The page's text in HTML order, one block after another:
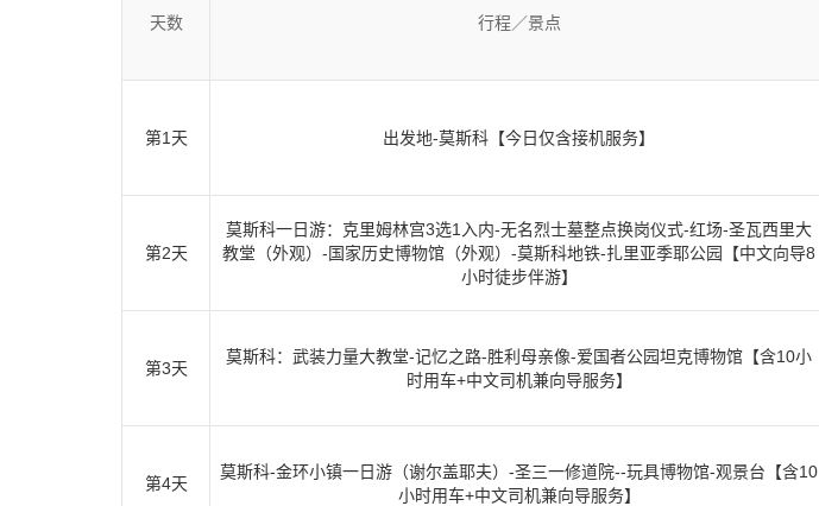
天数 行程／景点
第1天 出发地-莫斯科【今日仅含接机服务】
第2天
莫斯科一日游：克里姆林宫3选1入内-无名烈士墓整点换岗仪式-红场-圣瓦西里大
教堂（外观）-国家历史博物馆（外观）-莫斯科地铁-扎里亚季耶公园【中文向导8
小时徒步伴游】
第3天
莫斯科：武装力量大教堂-记忆之路-胜利母亲像-爱国者公园坦克博物馆【含10小
时用车+中文司机兼向导服务】
第4天
莫斯科-金环小镇一日游（谢尔盖耶夫）-圣三一修道院--玩具博物馆-观景台【含10
小时用车+中文司机兼向导服务】